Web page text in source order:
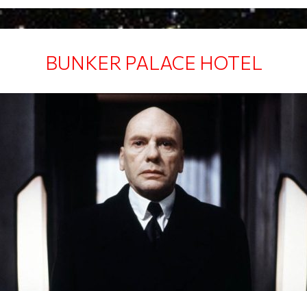
BUNKER PALACE HOTEL